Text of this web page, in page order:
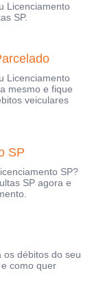
Licenciamento
SP.
Licenciamento
mesmo e fique
veiculares
SP
SP?
SP agora e
os débitos do seu
como quer